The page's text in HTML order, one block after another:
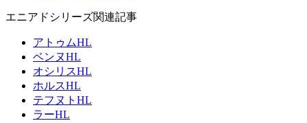
エニアドシリーズ関連記事
アトゥムHL
ベンヌHL
オシリスHL
ホルスHL
テフヌトHL
ラーHL